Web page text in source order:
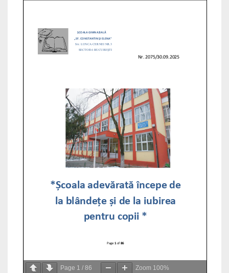
Page 1 / 86 Zoom 100%